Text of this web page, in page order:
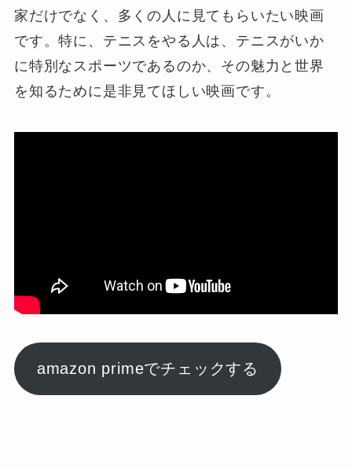
家だけでなく、多くの人に見てもらいたい映画
です。特に、テニスをやる人は、テニスがいか
に特別なスポーツであるのか、その魅力と世界
を知るために是非見てほしい映画です。
amazon primeでチェックする